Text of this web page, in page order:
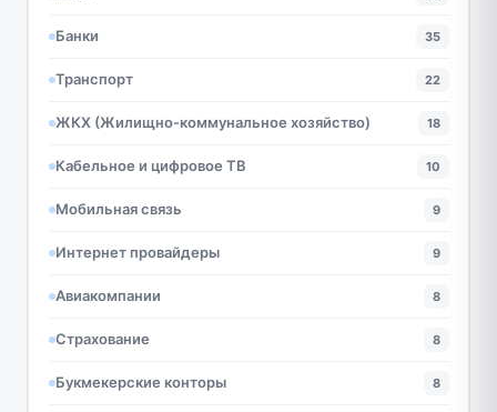
Банки 35
Транспорт 22
ЖКХ (Жилищно-коммунальное хозяйство) 18
Кабельное и цифровое ТВ 10
Мобильная связь 9
Интернет провайдеры 9
Авиакомпании 8
Страхование 8
Букмекерские конторы 8